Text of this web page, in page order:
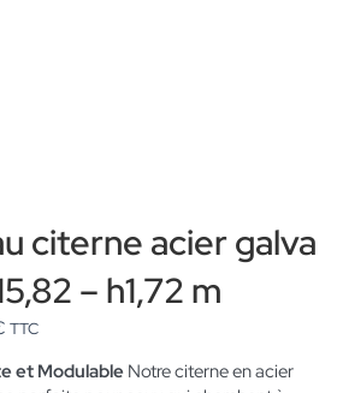
citerne acier galva
– h1,72 m
TTC
et Modulable Notre citerne en acier